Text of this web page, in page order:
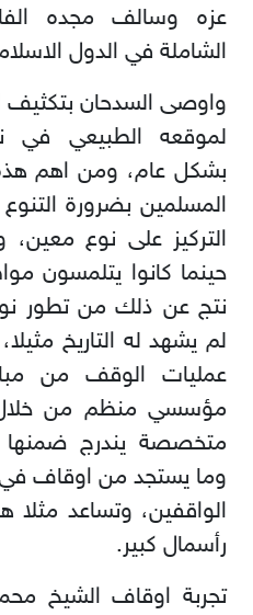
عزه وسالف مجده
الشاملة في الدول
واوصى السدحان بتكثيف
لموقعه الطبيعي في
بشكل عام، ومن اهم
المسلمين بضرورة
التركيز على نوع معين،
حينما كانوا يتلمسون
نتج عن ذلك من تطور
لم يشهد له التاريخ
عمليات الوقف من
مؤسسي منظم من خلال
متخصصة يندرج ضمنها
وما يستجد من اوقاف
الواقفين، وتساعد مثلا
رأسمال كبير.
تجربة اوقاف الشيخ